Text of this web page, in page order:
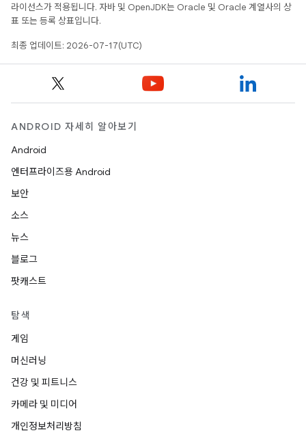
라이선스가 적용됩니다. 자바 및 OpenJDK는 Oracle 및 Oracle 계열사의 상
표 또는 등록 상표입니다.
최종 업데이트: 2026-07-17(UTC)
ANDROID 자세히 알아보기
Android
엔터프라이즈용 Android
보안
소스
뉴스
블로그
팟캐스트
탐색
게임
머신러닝
건강 및 피트니스
카메라 및 미디어
개인정보처리방침